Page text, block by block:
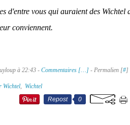
d'entre vous qui auraient des Wichtel
conviennent.
à 22:43 - Commentaires […] - Permalien [#]
Wichtel, Wichtel
Repost
0